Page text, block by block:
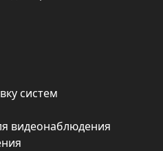
систем
видеонаблюдения